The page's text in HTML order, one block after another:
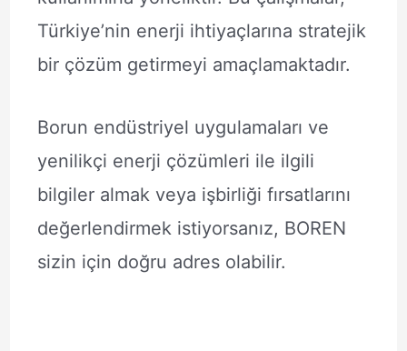
Türkiye’nin enerji ihtiyaçlarına stratejik
bir çözüm getirmeyi amaçlamaktadır.
Borun endüstriyel uygulamaları ve
yenilikçi enerji çözümleri ile ilgili
bilgiler almak veya işbirliği fırsatlarını
değerlendirmek istiyorsanız, BOREN
sizin için doğru adres olabilir.